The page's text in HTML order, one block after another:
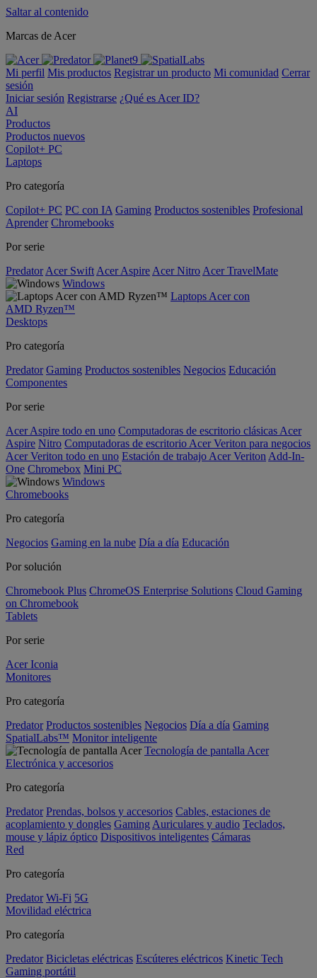
Saltar al contenido
Marcas de Acer
Mi perfil Mis productos Registrar un producto Mi comunidad Cerrar
sesión
Iniciar sesión Registrarse ¿Qué es Acer ID?
AI
Productos
Productos nuevos
Copilot+ PC
Laptops
Pro categoría
Copilot+ PC PC con IA Gaming Productos sostenibles Profesional
Aprender Chromebooks
Por serie
Predator Acer Swift Acer Aspire Acer Nitro Acer TravelMate
Windows
Laptops Acer con
AMD Ryzen™
Desktops
Pro categoría
Predator Gaming Productos sostenibles Negocios Educación
Componentes
Por serie
Acer Aspire todo en uno Computadoras de escritorio clásicas Acer
Aspire Nitro Computadoras de escritorio Acer Veriton para negocios
Acer Veriton todo en uno Estación de trabajo Acer Veriton Add-In-
One Chromebox Mini PC
Windows
Chromebooks
Pro categoría
Negocios Gaming en la nube Día a día Educación
Por solución
Chromebook Plus ChromeOS Enterprise Solutions Cloud Gaming
on Chromebook
Tablets
Por serie
Acer Iconia
Monitores
Pro categoría
Predator Productos sostenibles Negocios Día a día Gaming
SpatialLabs™ Monitor inteligente
Tecnología de pantalla Acer
Electrónica y accesorios
Pro categoría
Predator Prendas, bolsos y accesorios Cables, estaciones de
acoplamiento y dongles Gaming Auriculares y audio Teclados,
mouse y lápiz óptico Dispositivos inteligentes Cámaras
Red
Pro categoría
Predator Wi-Fi 5G
Movilidad eléctrica
Pro categoría
Predator Bicicletas eléctricas Escúteres eléctricos Kinetic Tech
Gaming portátil